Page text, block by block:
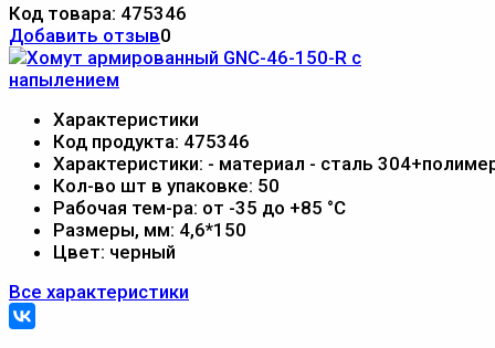
Код товара: 475346
Добавить отзыв0
Характеристики
Код продукта: 475346
Характеристики: - материал - сталь
Кол-во шт в упаковке: 50
Рабочая тем-ра: от -35 до +85 °С
Размеры, мм: 4,6*150
Цвет: черный
Все характеристики